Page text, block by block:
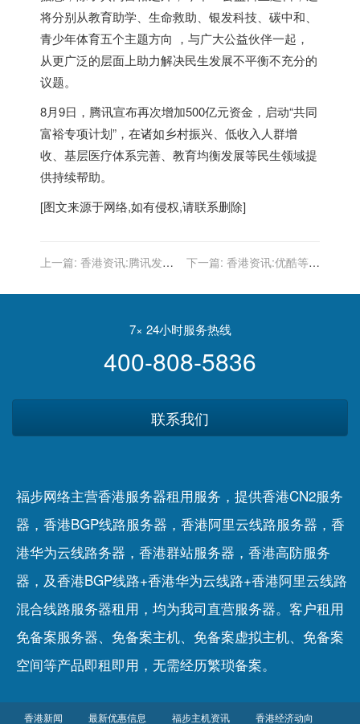
将分别从教育助学、生命救助、银发科技、碳中和、
青少年体育五个主题方向 ，与广大公益伙伴一起，
从更广泛的层面上助力解决民生发展不平衡不充分的
议题。
8月9日，腾讯宣布再次增加500亿元资金，启动“共同
富裕专项计划”，在诸如乡村振兴、低收入人群增
收、基层医疗体系完善、教育均衡发展等民生领域提
供持续帮助。
[图文来源于网络,如有侵权,请联系删除]
上一篇: 香港资讯:腾讯发布
达引擎”
下一篇: 香港资讯:优酷等起
200万元 涉及电视剧版权
7× 24小时服务热线
400-808-5836
联系我们
福步网络主营香港服务器租用服务，提供香港CN2服务
器，香港BGP线路服务器，香港阿里云线路服务器，香
港华为云线路务器，香港群站服务器，香港高防服务
器，及香港BGP线路+香港华为云线路+香港阿里云线路
混合线路服务器租用，均为我司直营服务器。客户租用
免备案服务器、 免备案主机、 免备案虚拟主机、 免备案
空间等产品即租即用，无需经历繁琐备案。
香港新闻 最新优惠信息 福步主机资讯 香港经济动向